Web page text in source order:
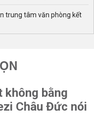
trung tâm văn phòng kết
không bằng
Châu Đức nói